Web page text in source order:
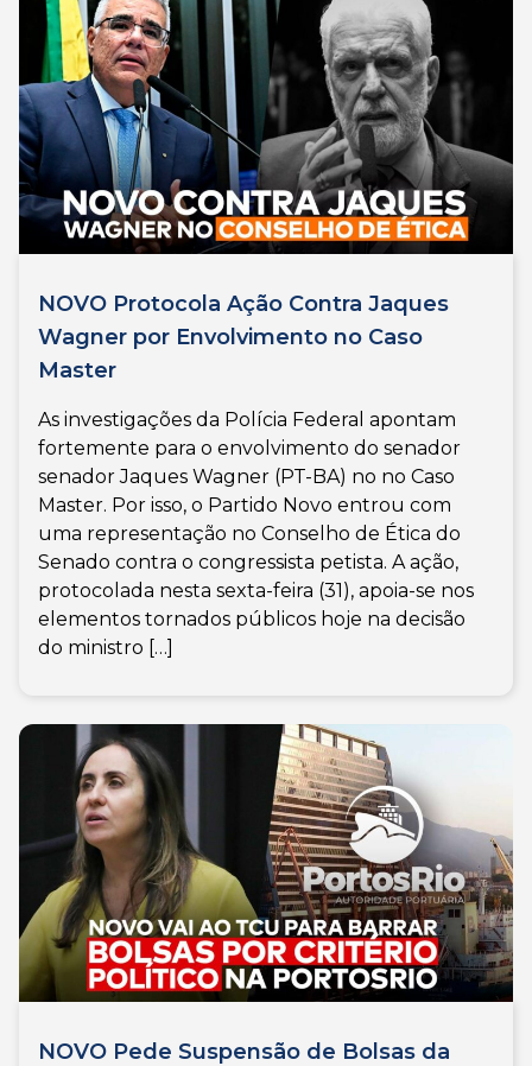
NOVO Protocola Ação Contra Jaques
Wagner por Envolvimento no Caso
Master
As investigações da Polícia Federal apontam
fortemente para o envolvimento do senador
senador Jaques Wagner (PT-BA) no no Caso
Master. Por isso, o Partido Novo entrou com
uma representação no Conselho de Ética do
Senado contra o congressista petista. A ação,
protocolada nesta sexta-feira (31), apoia-se nos
elementos tornados públicos hoje na decisão
do ministro […]
NOVO Pede Suspensão de Bolsas da